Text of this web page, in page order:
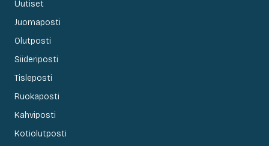
Uutiset
Juomaposti
Olutposti
Siideriposti
Tisleposti
Ruokaposti
Kahviposti
Kotiolutposti